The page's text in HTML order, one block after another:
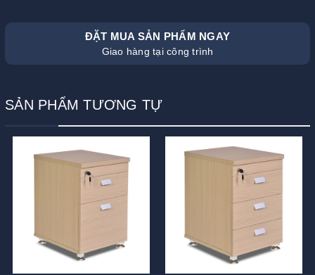
ĐẶT MUA SẢN PHẨM NGAY
Giao hàng tại công trình
SẢN PHẨM TƯƠNG TỰ